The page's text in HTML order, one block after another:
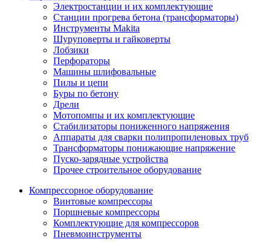
Электростанции и их комплектующие
Станции прогрева бетона (трансформаторы)
Инструменты Makita
Шуруповерты и гайковерты
Лобзики
Перфораторы
Машины шлифовальные
Пилы и цепи
Буры по бетону
Дрели
Мотопомпы и их комплектующие
Стабилизаторы пониженного напряжения
Аппараты для сварки полипропиленовых труб
Трансформаторы понижающие напряжение
Пуско-зарядные устройства
Прочее строительное оборудование
Компрессорное оборудование
Винтовые компрессоры
Поршневые компрессоры
Комплектующие для компрессоров
Пневмоинструменты